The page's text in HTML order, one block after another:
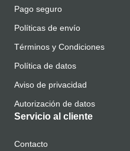
Pago seguro
Políticas de envío
Términos y Condiciones
Política de datos
Aviso de privacidad
Autorización de datos
Servicio al cliente
Contacto